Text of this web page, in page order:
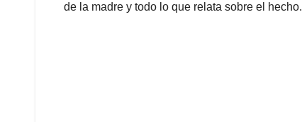
de la madre y todo lo que relata sobre el hecho.